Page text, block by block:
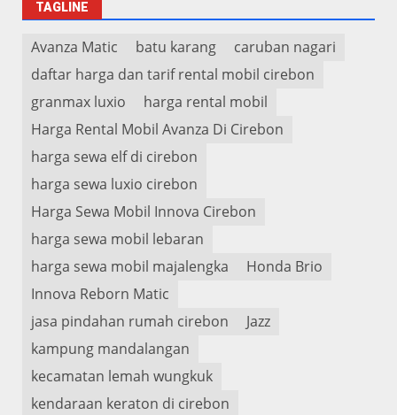
TAGLINE
Avanza Matic batu karang
caruban nagari
daftar harga dan tarif rental mobil cirebon
granmax luxio
harga rental mobil
Harga Rental Mobil Avanza Di Cirebon
harga sewa elf di cirebon
harga sewa luxio cirebon
Harga Sewa Mobil Innova Cirebon
harga sewa mobil lebaran
harga sewa mobil majalengka
Honda Brio
Innova Reborn Matic
jasa pindahan rumah cirebon
Jazz
kampung mandalangan
kecamatan lemah wungkuk
kendaraan keraton di cirebon